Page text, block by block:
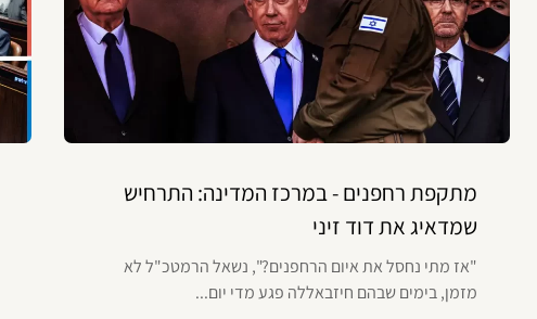
מתקפת רחפנים - במרכז המדינה: התרחיש
שמדאיג את דוד זיני
"אז מתי נחסל את איום הרחפנים?", נשאל הרמטכ"ל לא
מזמן, בימים שבהם חיזבאללה פגע מדי יום...